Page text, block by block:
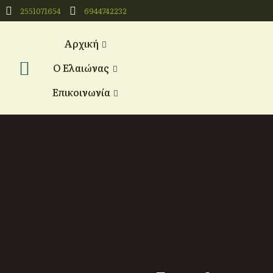
2551071654 6944742232
Αρχική
Ο Ελαιώνας
Επικοινωνία